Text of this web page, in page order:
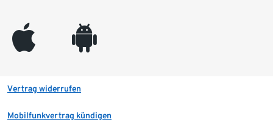
appleinc android
Vertrag widerrufen
Mobilfunkvertrag kündigen